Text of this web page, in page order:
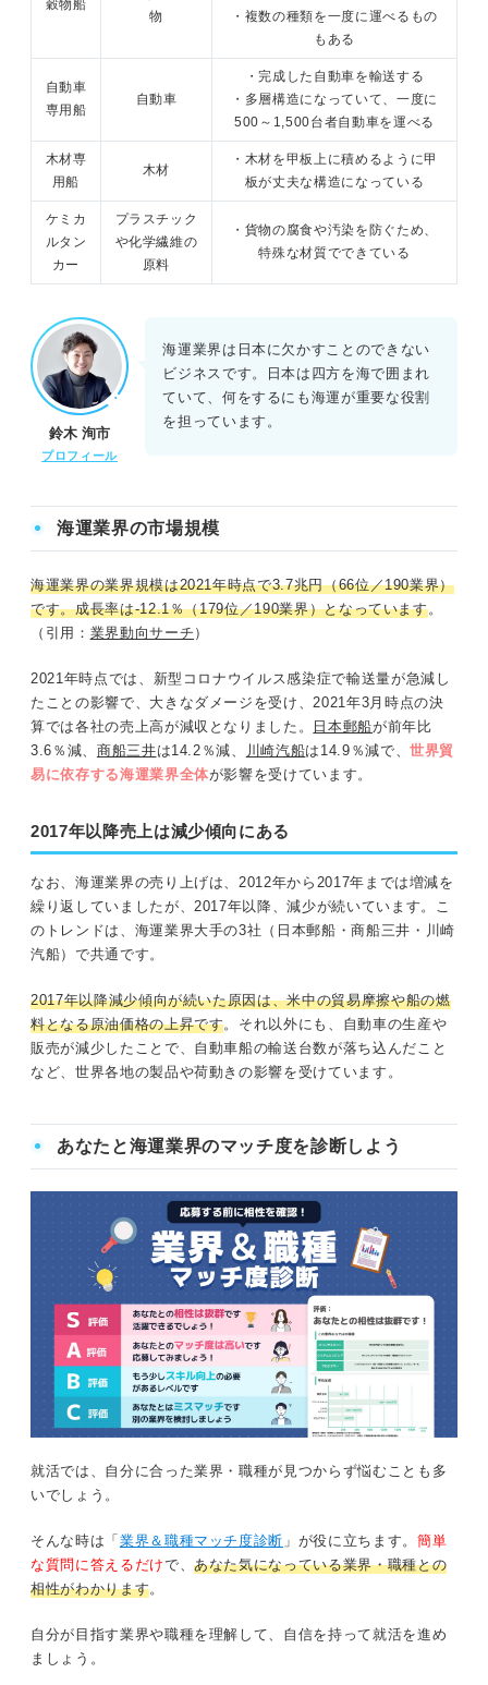
穀物船
物
・複数の種類を一度に運べるもの
もある
自動車
専用船
自動車
・完成した自動車を輸送する
・多層構造になっていて、一度に
500～1,500台者自動車を運べる
木材専
用船
木材
・木材を甲板上に積めるように甲
板が丈夫な構造になっている
ケミカ
ルタン
カー
プラスチック
や化学繊維の
原料
・貨物の腐食や汚染を防ぐため、
特殊な材質でできている
鈴木 洵市
プロフィール
海運業界は日本に欠かすことのできない
ビジネスです。日本は四方を海で囲まれ
ていて、何をするにも海運が重要な役割
を担っています。
海運業界の市場規模
海運業界の業界規模は2021年時点で3.7兆円（66位／190業界）
です。成長率は-12.1％（179位／190業界）となっています。
（引用： 業界動向サーチ ）
2021年時点では、新型コロナウイルス感染症で輸送量が急減し
たことの影響で、大きなダメージを受け、2021年3月時点の決
算では各社の売上高が減収となりました。
日本郵船が前年比
3.6％減、 商船三井は14.2％減、 川崎汽船は14.9％減で、世界貿
易に依存する海運業界全体が影響を受けています。
2017年以降売上は減少傾向にある
なお、海運業界の売り上げは、2012年から2017年までは増減を
繰り返していましたが、2017年以降、減少が続いています。こ
のトレンドは、海運業界大手の3社（日本郵船・商船三井・川崎
汽船）で共通です。
2017年以降減少傾向が続いた原因は、米中の貿易摩擦や船の燃
料となる原油価格の上昇です。それ以外にも、自動車の生産や
販売が減少したことで、自動車船の輸送台数が落ち込んだこと
など、世界各地の製品や荷動きの影響を受けています。
あなたと海運業界のマッチ度を診断しよう
就活では、自分に合った業界・職種が見つからず悩むことも多
いでしょう。
そんな時は「業界＆職種マッチ度診断 」が役に立ちます。 簡単
な質問に答えるだけで、あなた気になっている業界・職種との
相性がわかります。
自分が目指す業界や職種を理解して、自信を持って就活を進め
ましょう。